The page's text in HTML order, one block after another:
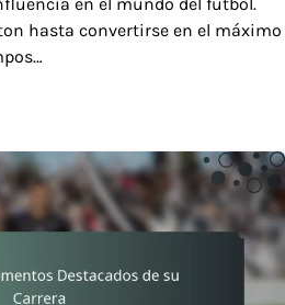
hasta convertirse en el máximo